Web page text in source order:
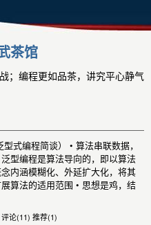
茶馆
；编程更如品茶，讲究平心静气
式编程简谈） • 算法串联数据，
型编程是算法导向的，即以算法
内涵模糊化、外延扩大化，将其
算法的适用范围 • 思想是鸡，结
评论(11) 推荐(1)